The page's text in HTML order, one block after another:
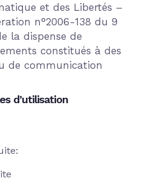
et des Libertés –
n°2006-138 du 9
la dispense de
constitués à des
de communication
d’utilisation